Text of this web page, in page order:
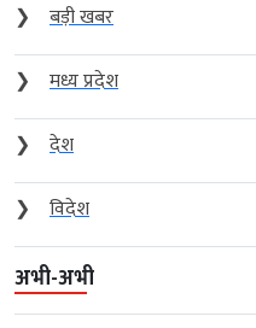
❯
बड़ी खबर
❯
मध्य प्रदेश
❯
देश
❯
विदेश
अभी-अभी